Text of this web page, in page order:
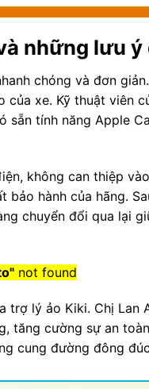
những lưu
chóng và đơn
của xe. Kỹ thuật viên
sẵn tính năng Apple
không can thiệp
hành của hãng.
chuyển đổi qua lại
not found
lý ảo Kiki. Chị Lan
tăng cường sự an
cung đường đông